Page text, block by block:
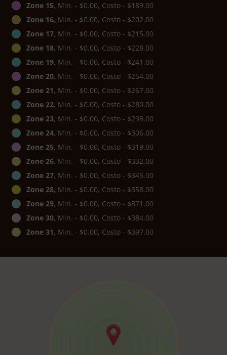
Zone 15, Min. - $0.00, Costo - $189.00
Zone 16, Min. - $0.00, Costo - $202.00
Zone 17, Min. - $0.00, Costo - $215.00
Zone 18, Min. - $0.00, Costo - $228.00
Zone 19, Min. - $0.00, Costo - $241.00
Zone 20, Min. - $0.00, Costo - $254.00
Zone 21, Min. - $0.00, Costo - $267.00
Zone 22, Min. - $0.00, Costo - $280.00
Zone 23, Min. - $0.00, Costo - $293.00
Zone 24, Min. - $0.00, Costo - $306.00
Zone 25, Min. - $0.00, Costo - $319.00
Zone 26, Min. - $0.00, Costo - $332.00
Zone 27, Min. - $0.00, Costo - $345.00
Zone 28, Min. - $0.00, Costo - $358.00
Zone 29, Min. - $0.00, Costo - $371.00
Zone 30, Min. - $0.00, Costo - $384.00
Zone 31, Min. - $0.00, Costo - $397.00